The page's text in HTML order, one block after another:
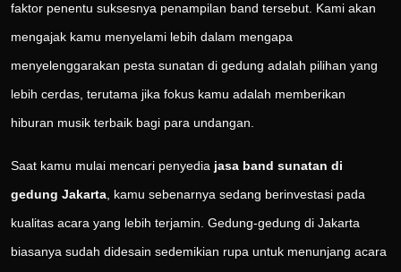
faktor penentu suksesnya penampilan band tersebut. Kami akan
mengajak kamu menyelami lebih dalam mengapa
menyelenggarakan pesta sunatan di gedung adalah pilihan yang
lebih cerdas, terutama jika fokus kamu adalah memberikan
hiburan musik terbaik bagi para undangan.
Saat kamu mulai mencari penyedia jasa band sunatan di
gedung Jakarta , kamu sebenarnya sedang berinvestasi pada
kualitas acara yang lebih terjamin. Gedung-gedung di Jakarta
biasanya sudah didesain sedemikian rupa untuk menunjang acara